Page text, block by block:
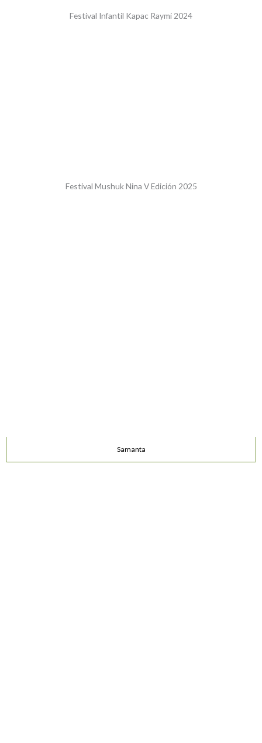
Festival Infantil Kapac Raymi 2024
Festival Mushuk Nina V Edición 2025
Samanta